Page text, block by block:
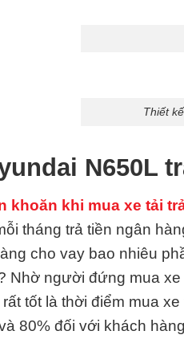
Thiết
N650L
khoăn khi mua xe tải
tháng trả tiền ngân
cho vay bao nhiêu
Nhờ người đứng mua
tốt là thời điểm mua
80% đối với khách